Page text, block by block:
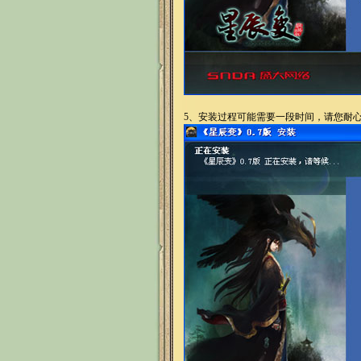
5、 安装过程可能需要一段时间，请您耐